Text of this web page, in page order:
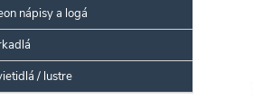
nápisy a logá
/ lustre